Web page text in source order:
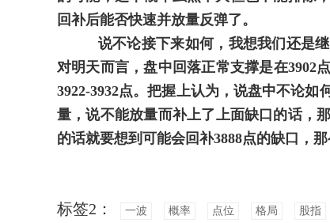
回补后能否快速并放量反弹了。
说不论接下来如何，我想我们还是
对明天而言，盘中回落正常支撑是在3902
3922-3932点。把握上认为，说盘中不论
量，说不能放量而补上了上面缺口的话，
的话就要想到可能会回补3888点的缺口，
标签2： 一波 概率 点位 格局 股指